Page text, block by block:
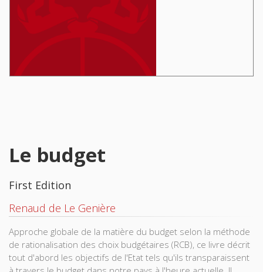
Le budget
First Edition
Renaud de Le Genière
Approche globale de la matière du budget selon la méthode
de rationali­sation des choix budgétaires (RCB), ce livre décrit
tout d'abord les objectifs de l'Etat tels qu'ils transpa­raissent